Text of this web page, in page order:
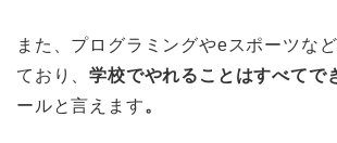
また、プログラミングやeスポーツな
ており、学校でやれることはすべてで
ールと言えます。